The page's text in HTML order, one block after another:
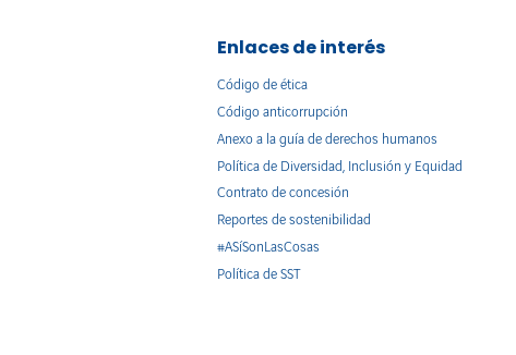
Enlaces de interés
Código de ética
Código anticorrupción
Anexo a la guía de derechos humanos
Política de Diversidad, Inclusión y Equidad
Contrato de concesión
Reportes de sostenibilidad
#ASíSonLasCosas
Política de SST